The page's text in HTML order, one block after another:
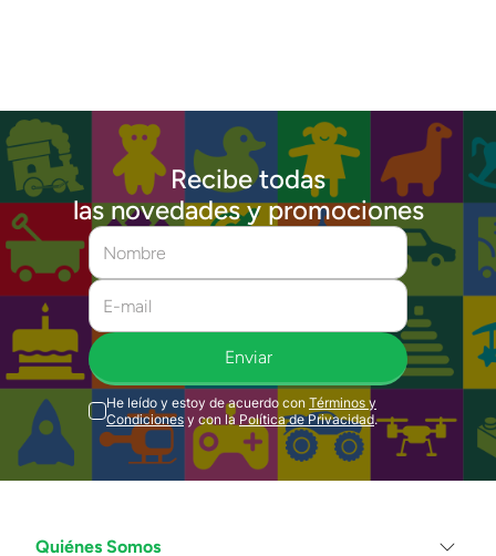
Recibe todas
las novedades y promociones
Enviar
He leído y estoy de acuerdo con Términos y
Condiciones y con la Política de Privacidad.
Quiénes Somos